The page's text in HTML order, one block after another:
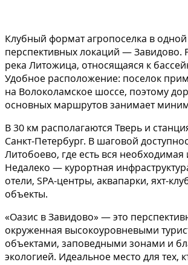
Клубный формат агропоселка в
перспективных локаций — Завидово.
река Литожица, относящаяся к
Удобное расположение: поселок
на Волоколамское шоссе, поэтому
основных маршрутов занимает
В 30 км располагаются Тверь и
Санкт-Петербург. В шаговой
Литобоево, где есть вся необходимая
Недалеко — курортная
отели, SPA-центры, аквапарки, яхт-
объекты.
«Оазис в Завидово» — это
окруженная высокоуровневыми
объектами, заповедными зонами и
экологией. Идеальное место для тех,